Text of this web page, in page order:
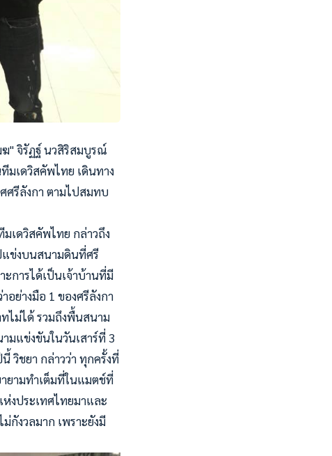
ฆ" จิรัฏฐ์ นวสิริสมบูรณ์
มเดวิสคัพไทย เดินทาง
ศรีลังกา ตามไปสมทบ
มเดวิสคัพไทย กล่าวถึง
แข่งบนสนามดินที่ศรี
การได้เป็นเจ้าบ้านที่มี
ย่างมือ 1 ของศรีลังกา
ทไม่ได้ รวมถึงพื้นสนาม
มแข่งขันในวันเสาร์ที่ 3
วิชยา กล่าวว่า ทุกครั้งที่
ยามทำเต็มที่ในแมตช์ที่
งประเทศไทยมาและ
กังวลมาก เพราะยังมี